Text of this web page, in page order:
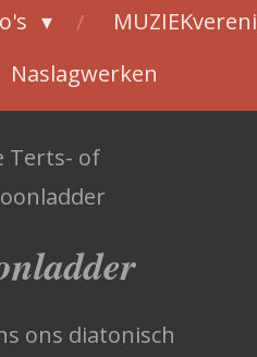
Naslagwerken
Terts- of
ons diatonisch